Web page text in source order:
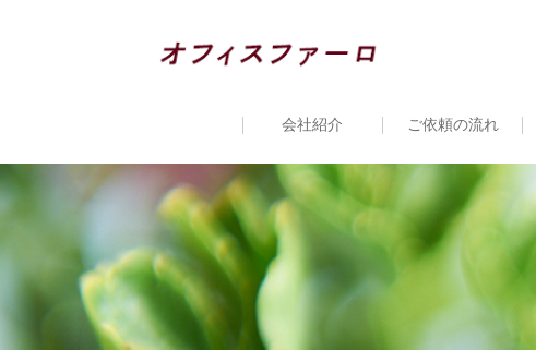
会社紹介 ご依頼の流れ